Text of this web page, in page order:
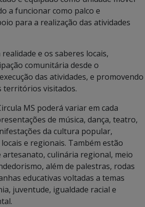
a funcionar como palco e
para a realização das atividades
e os saberes locais,
comunitária desde o
das atividades, e promovendo
territórios visitados.
MS poderá variar em cada
de música, dança, teatro,
da cultura popular,
e regionais. Também estão
artesanato, culinária regional, meio
além de palestras, rodas
educativas voltadas a temas
juventude, igualdade racial e